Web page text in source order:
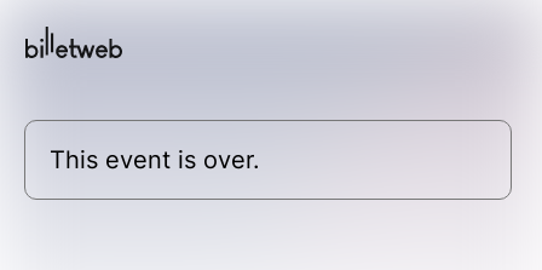
This event is over.